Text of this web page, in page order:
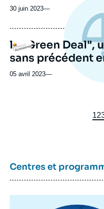
30 juin 2023—
Logo
le "Green Deal",
sans précédent
05 avril 2023—
12
Centres et